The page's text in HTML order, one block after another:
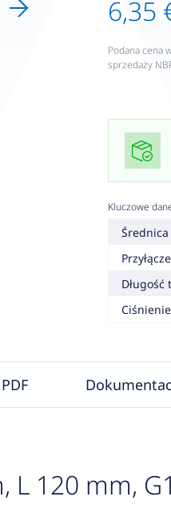
6,35
Podana cena
sprzedaży
Kluczowe
Średnica
Przyłącze
Długość
L 120 mm,